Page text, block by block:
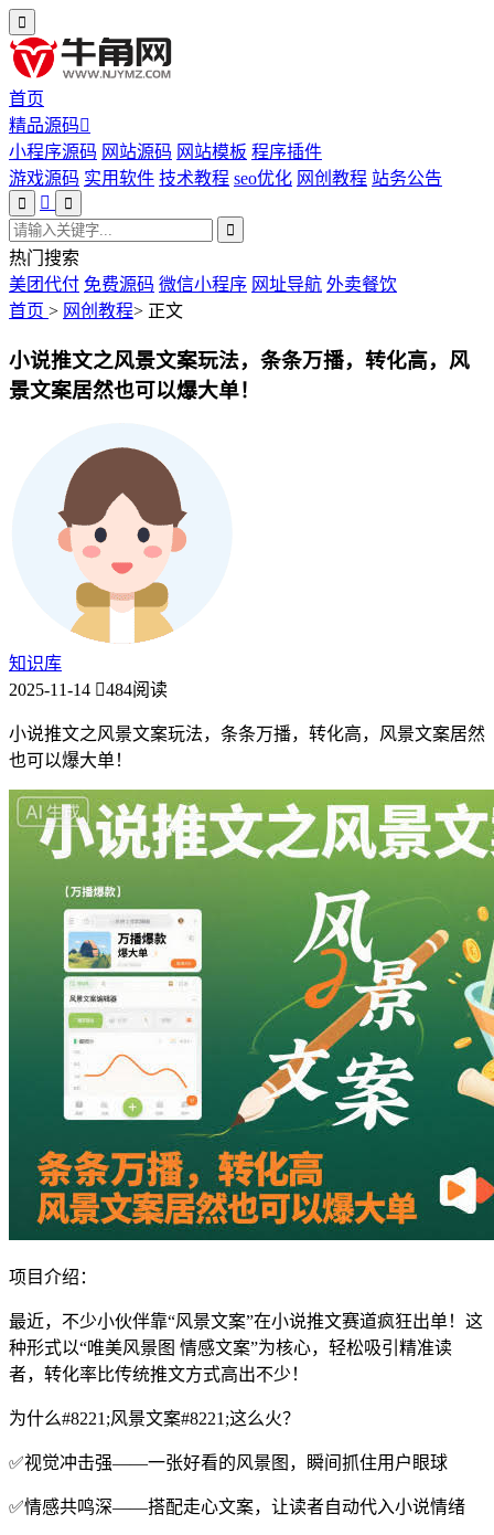
首页
精品源码
小程序源码 网站源码 网站模板 程序插件
游戏源码 实用软件 技术教程 seo优化 网创教程 站务公告
热门搜索
美团代付 免费源码 微信小程序 网址导航 外卖餐饮
首页 > 网创教程> 正文
小说推文之风景文案玩法，条条万播，转化高，风
景文案居然也可以爆大单！
知识库
2025-11-14
484阅读
小说推文之风景文案玩法，条条万播，转化高，风景文案居然
也可以爆大单！
项目介绍：
最近，不少小伙伴靠“风景文案”在小说推文赛道疯狂出单！这
种形式以“唯美风景图 情感文案”为核心，轻松吸引精准读
者，转化率比传统推文方式高出不少！
为什么#8221;风景文案#8221;这么火？
✅视觉冲击强——一张好看的风景图，瞬间抓住用户眼球
✅情感共鸣深——搭配走心文案，让读者自动代入小说情绪